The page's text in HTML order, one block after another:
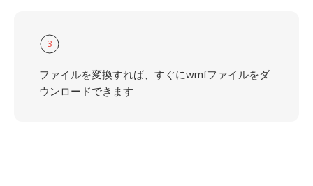
3
ファイルを変換すれば、すぐにwmfファイルをダ
ウンロードできます